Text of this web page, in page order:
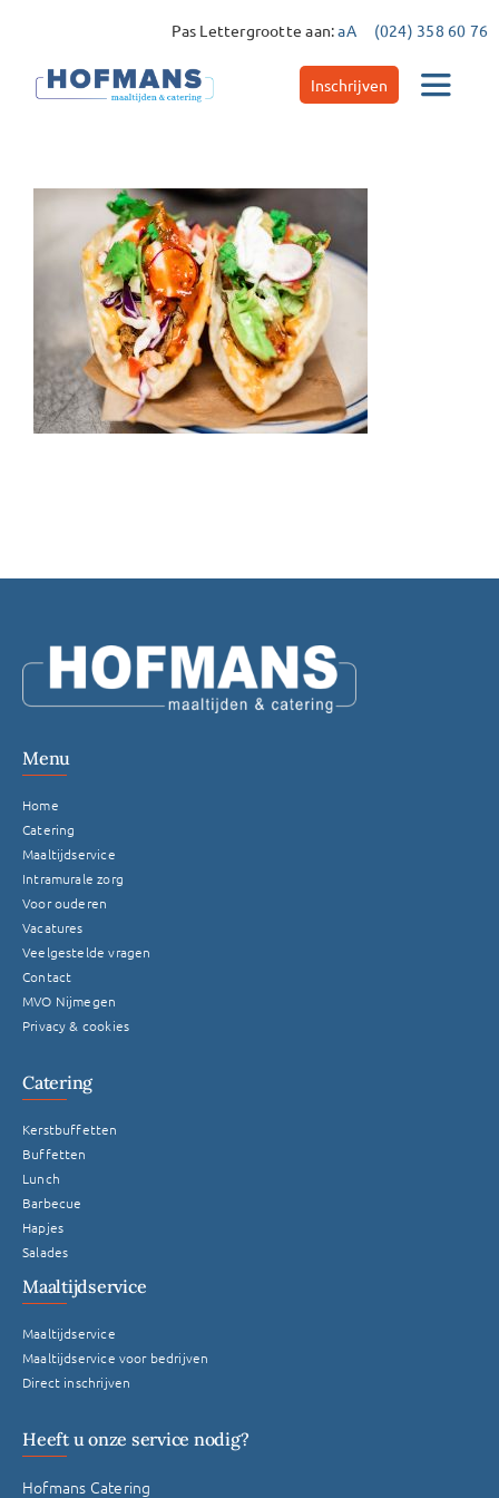
inhoud
Pas Lettergrootte aan:aA (024) 358 60 76
Inschrijven
Toggle
Catering
Maaltijdservice
Contact
Menu
Home
Catering
Maaltijdservice
Intramurale zorg
Voor ouderen
Vacatures
Veelgestelde vragen
Contact
MVO Nijmegen
Privacy & cookies
Catering
Kerstbuffetten
Buffetten
Lunch
Barbecue
Hapjes
Salades
Maaltijdservice
Maaltijdservice
Maaltijdservice voor bedrijven
Direct inschrijven
Heeft u onze service nodig?
Hofmans Catering